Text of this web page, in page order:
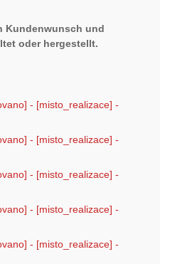
Kundenwunsch und
oder hergestellt.